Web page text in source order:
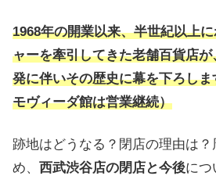
1968年の開業以来、半世紀以上
ャーを牽引してきた老舗百貨店
発に伴いその歴史に幕を下ろし
モヴィーダ館は営業継続）
跡地はどうなる？閉店の理由は
め、
西武渋谷店の閉店と今後につ